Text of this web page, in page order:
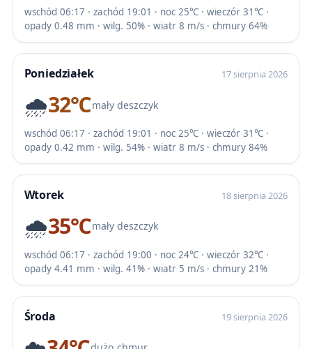
wschód 06:17 · zachód 19:01 · noc 25℃ · wieczór 31℃ ·
opady 0.48 mm · wilg. 50% · wiatr 8 m/s · chmury 64%
Poniedziałek 17 sierpnia 2026
🌧️32℃mały deszczyk
wschód 06:17 · zachód 19:01 · noc 25℃ · wieczór 31℃ ·
opady 0.42 mm · wilg. 54% · wiatr 8 m/s · chmury 84%
Wtorek 18 sierpnia 2026
🌧️35℃mały deszczyk
wschód 06:17 · zachód 19:00 · noc 24℃ · wieczór 32℃ ·
opady 4.41 mm · wilg. 41% · wiatr 5 m/s · chmury 21%
Środa 19 sierpnia 2026